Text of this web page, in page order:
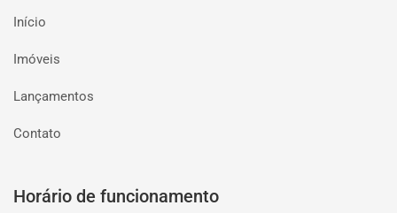
Início
Imóveis
Lançamentos
Contato
Horário de funcionamento